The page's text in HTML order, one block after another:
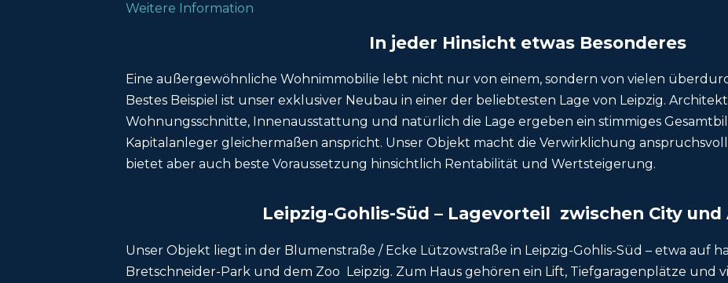
Weitere Information
In jeder Hinsicht etwas Besonderes
Eine außergewöhnliche Wohnimmobilie lebt nicht nur von einem, sondern von vielen
Bestes Beispiel ist unser exklusiver Neubau in einer der beliebtesten Lage von Leipzig.
Wohnungsschnitte, Innenausstattung und natürlich die Lage ergeben ein stimmiges
Kapitalanleger gleichermaßen anspricht. Unser Objekt macht die Verwirklichung
bietet aber auch beste Voraussetzung hinsichtlich Rentabilität und Wertsteigerung.
Leipzig-Gohlis-Süd – Lagevorteil zwischen City und
Unser Objekt liegt in der Blumenstraße / Ecke Lützowstraße in Leipzig-Gohlis-Süd – etwa auf
Bretschneider-Park und dem Zoo Leipzig. Zum Haus gehören ein Lift, Tiefgaragenplätze und